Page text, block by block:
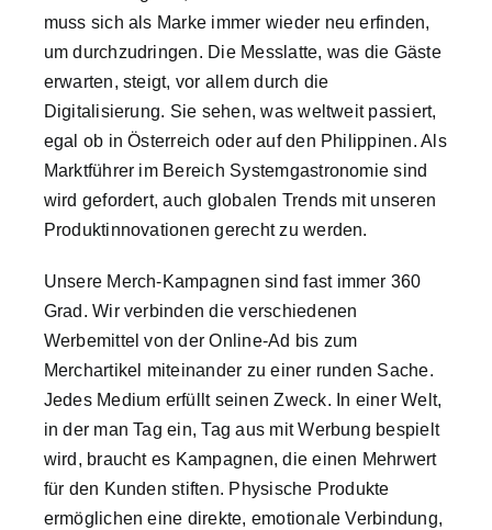
muss sich als Marke immer wieder neu erfinden,
um durchzudringen. Die Messlatte, was die Gäste
erwarten, steigt, vor allem durch die
Digitalisierung. Sie sehen, was weltweit passiert,
egal ob in Österreich oder auf den Philippinen. Als
Marktführer im Bereich Systemgastronomie sind
wird gefordert, auch globalen Trends mit unseren
Produktinnovationen gerecht zu werden.
Unsere Merch-Kampagnen sind fast immer 360
Grad. Wir verbinden die verschiedenen
Werbemittel von der Online-Ad bis zum
Merchartikel miteinander zu einer runden Sache.
Jedes Medium erfüllt seinen Zweck. In einer Welt,
in der man Tag ein, Tag aus mit Werbung bespielt
wird, braucht es Kampagnen, die einen Mehrwert
für den Kunden stiften. Physische Produkte
ermöglichen eine direkte, emotionale Verbindung,